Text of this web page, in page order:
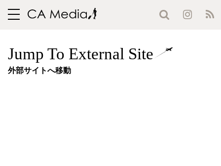
toggle
Jump To External Site
外部サイトへ移動